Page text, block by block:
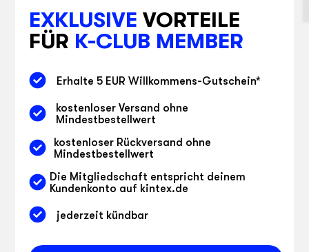
EXKLUSIVE VORTEILE
FÜR K-CLUB MEMBER
Erhalte 5 EUR Willkommens-Gutschein*
kostenloser Versand ohne
Mindestbestellwert
kostenloser Rückversand ohne
Mindestbestellwert
Die Mitgliedschaft entspricht deinem
Kundenkonto auf kintex.de
jederzeit kündbar